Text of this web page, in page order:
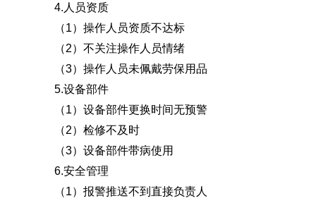
4.人员资质
（1）操作人员资质不达标
（2）不关注操作人员情绪
（3）操作人员未佩戴劳保用品
5.设备部件
（1）设备部件更换时间无预警
（2）检修不及时
（3）设备部件带病使用
6.安全管理
（1）报警推送不到直接负责人